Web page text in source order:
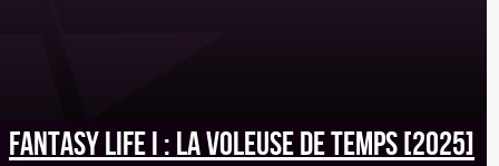
Fantasy Life i : La voleuse de temps [2025]